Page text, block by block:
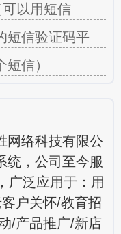
以用短信
短信验证码平
信）
网络科技有限公
统，公司至今服
广泛应用于：用
户关怀/教育招
/产品推广/新店